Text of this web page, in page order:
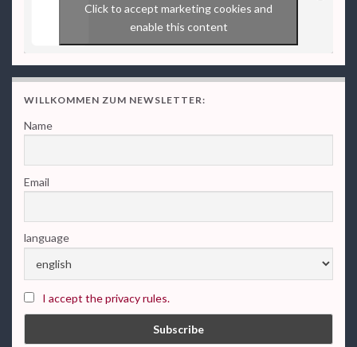
Click to accept marketing cookies and
enable this content
WILLKOMMEN ZUM NEWSLETTER:
Name
Email
language
I accept the privacy rules.